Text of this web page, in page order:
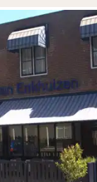
Bild